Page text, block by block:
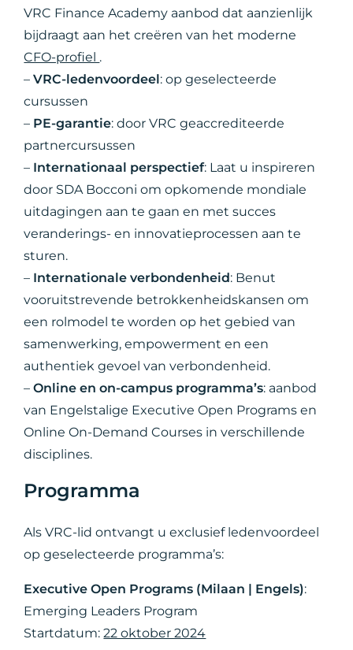
VRC Finance Academy aanbod dat aanzienlijk
bijdraagt aan het creëren van het moderne
CFO-profiel .
–VRC-ledenvoordeel: op geselecteerde
cursussen
– PE-garantie: door VRC geaccrediteerde
partnercursussen
– Internationaal perspectief: Laat u inspireren
door SDA Bocconi om opkomende mondiale
uitdagingen aan te gaan en met succes
veranderings- en innovatieprocessen aan te
sturen.
– Internationale verbondenheid: Benut
vooruitstrevende betrokkenheidskansen om
een rolmodel te worden op het gebied van
samenwerking, empowerment en een
authentiek gevoel van verbondenheid.
–Online en on-campus programma’s: aanbod
van Engelstalige Executive Open Programs en
Online On-Demand Courses in verschillende
disciplines.
Programma
Als VRC-lid ontvangt u exclusief ledenvoordeel
op geselecteerde programma’s:
Executive Open Programs (Milaan | Engels):
Emerging Leaders Program
Startdatum:22 oktober 2024